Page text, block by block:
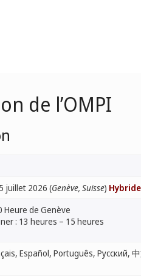
de l’OMPI
juillet 2026 (Genève, Suisse) Hybride
Heure de Genève
: 13 heures – 15 heures